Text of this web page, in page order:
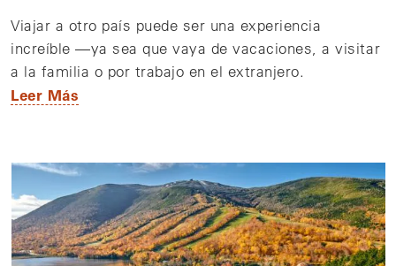
Viajar a otro país puede ser una experiencia
increíble —ya sea que vaya de vacaciones, a visitar
a la familia o por trabajo en el extranjero.
Leer Más